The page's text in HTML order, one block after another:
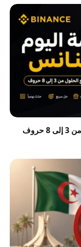
كلمة اليوم بينانس: جميع الحلول المحدثة من 3 إلى 8 حروف